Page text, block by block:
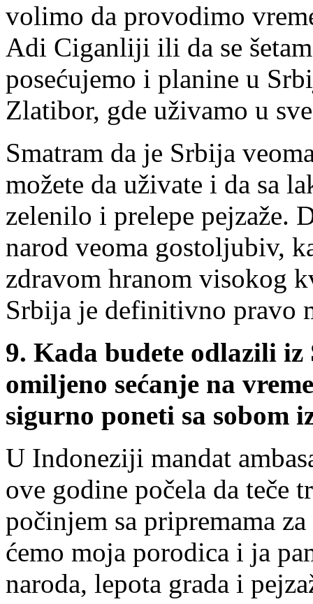
volimo da provodimo
Adi Ciganliji ili da se
posećujemo i planine u
Zlatibor, gde uživamo u
Smatram da je Srbija
možete da uživate i da sa
zelenilo i prelepe pejzaže.
narod veoma gostoljubiv,
zdravom hranom visokog
Srbija je definitivno pravo
9. Kada budete odlazili
omiljeno sećanje na
sigurno poneti sa sobom
U Indoneziji mandat
ove godine počela da teče
počinjem sa pripremama
ćemo moja porodica i ja
naroda, lepota grada i